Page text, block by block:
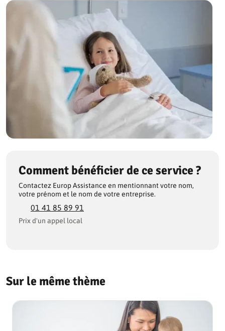
Comment bénéficier de ce service ?
Contactez Europ Assistance en mentionnant votre nom,
votre prénom et le nom de votre entreprise.
01 41 85 89 91
Prix d'un appel local
Sur le même thème